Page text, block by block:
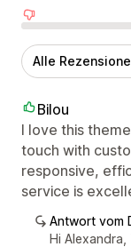
Negative
Alle
Bilou
I love this
touch with
responsive,
service is
Antwort vom
Hi